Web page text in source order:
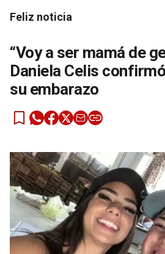
Feliz noticia
“Voy a ser mamá de
Daniela Celis
su embarazo